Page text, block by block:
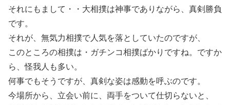
それにもまして・・大相撲は神事でありながら、真剣勝負
です。
それが、無気力相撲で人気を落としていたのですが、
このところの相撲は・ガチンコ相撲ばかりですね。ですか
ら、怪我人も多い。
何事でもそうですが、真剣な姿は感動を呼ぶのです。
今場所から、立会い前に、両手をついて仕切らないと、